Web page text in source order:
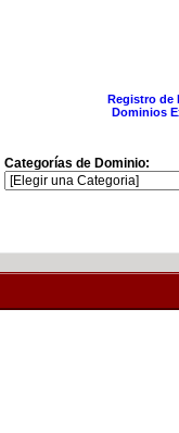
Registro de
Dominios
Categorías de Dominio: